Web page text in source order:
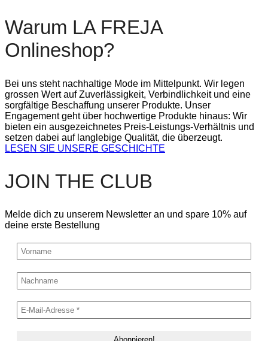
Warum LA FREJA
Onlineshop?
Bei uns steht nachhaltige Mode im Mittelpunkt. Wir legen
grossen Wert auf Zuverlässigkeit, Verbindlichkeit und eine
sorgfältige Beschaffung unserer Produkte. Unser
Engagement geht über hochwertige Produkte hinaus: Wir
bieten ein ausgezeichnetes Preis-Leistungs-Verhältnis und
setzen dabei auf langlebige Qualität, die überzeugt.
LESEN SIE UNSERE GESCHICHTE
JOIN THE CLUB
Melde dich zu unserem Newsletter an und spare 10% auf
deine erste Bestellung